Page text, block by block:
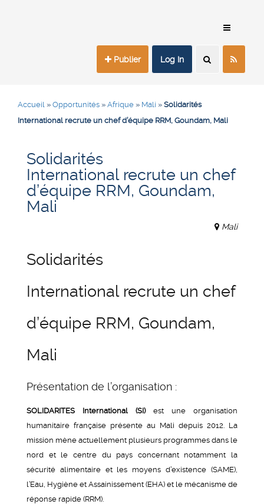
Publier Log In
Accueil » Opportunités » Afrique » Mali » Solidarités
International recrute un chef d’équipe RRM, Goundam, Mali
Solidarités
International recrute un chef
d’équipe RRM, Goundam,
Mali
Mali
Solidarités
International recrute un chef
d’équipe RRM, Goundam,
Mali
Présentation de l’organisation :
SOLIDARITES International (SI)est une organisation
humanitaire française présente au Mali depuis 2012. La
mission mène actuellement plusieurs programmes dans le
nord et le centre du pays concernant notamment la
sécurité alimentaire et les moyens d’existence (SAME),
l’Eau, Hygiène et Assainissement (EHA) et le mécanisme de
réponse rapide (RRM).